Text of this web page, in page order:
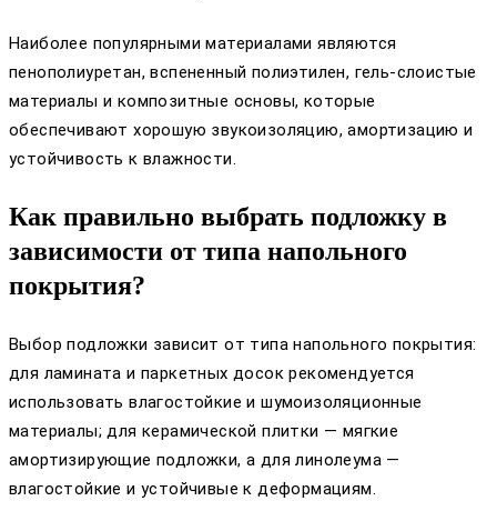
Наиболее популярными материалами являются
пенополиуретан, вспененный полиэтилен, гель-слоистые
материалы и композитные основы, которые
обеспечивают хорошую звукоизоляцию, амортизацию и
устойчивость к влажности.
Как правильно выбрать подложку в
зависимости от типа напольного
покрытия?
Выбор подложки зависит от типа напольного покрытия:
для ламината и паркетных досок рекомендуется
использовать влагостойкие и шумоизоляционные
материалы; для керамической плитки — мягкие
амортизирующие подложки, а для линолеума —
влагостойкие и устойчивые к деформациям.